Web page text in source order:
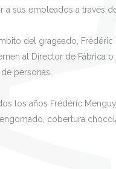
sus empleados a través
del grageado,
al Director de
personas.
los años Frédéric
cobertura